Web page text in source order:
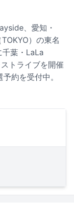
、愛知・
）の東名
葉・LaLa
トライブを開催
約を受付中。